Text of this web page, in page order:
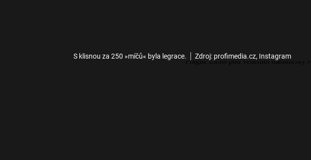
S klisnou za 250 »míčů« byla legrace. Zdroj: profimedia.cz, Instagram